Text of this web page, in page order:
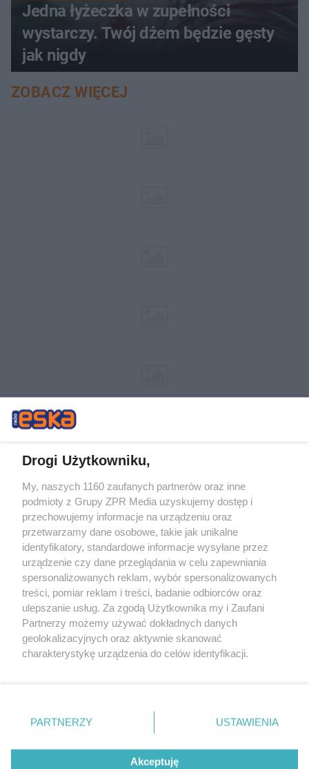
Jedna łyżeczka w zupełności
wystarczy. Twój dżem będzie gęsty
jak nigdy
ZOBACZ WIĘCEJ
Żaden utwór zamieszczony w serwisie nie może być powielany i
rozpowszechniany lub dalej rozpowszechniany w jakikolwiek sposób (w
tym także elektroniczny lub mechaniczny) na jakimkolwiek polu
eksploatacji w jakiejkolwiek formie, włącznie z umieszczaniem w
Internecie bez pisemnej zgody właściciela praw. Jakiekolwiek użycie lub
wykorzystanie utworów w całości lub w części z naruszeniem prawa,
tzn. bez właściwej zgody, jest zabronione pod groźbą kary i może być
ścigane prawnie.
© 2026 Grupa ZPR Media
Drogi Użytkowniku,
My, naszych 1160 zaufanych partnerów oraz inne
podmioty z Grupy ZPR Media uzyskujemy dostęp i
przechowujemy informacje na urządzeniu oraz
przetwarzamy dane osobowe, takie jak unikalne
identyfikatory, standardowe informacje wysyłane przez
urządzenie czy dane przeglądania w celu zapewniania
spersonalizowanych reklam, wybór spersonalizowanych
treści, pomiar reklam i treści, badanie odbiorców oraz
ulepszanie usług. Za zgodą Użytkownika my i Zaufani
Partnerzy możemy używać dokładnych danych
geolokalizacyjnych oraz aktywnie skanować
charakterystykę urządzenia do celów identyfikacji.
zmienić/wycofać klikając przycisk ustawień prywatności
znajdujący się w lewym dolnym rogu strony
rodzaje przetwarzania danych nie wymagają zgody
użytkownika, ale masz prawo sprzeciwić się takiemu
PARTNERZY USTAWIENIA
Akceptuję